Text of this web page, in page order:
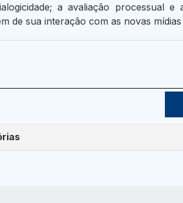
a avaliação processual
de sua interação com as novas